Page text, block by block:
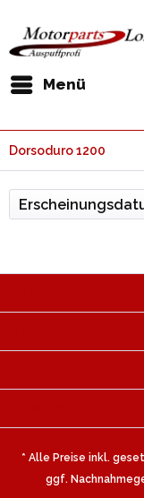
Menü
Dorsoduro 1200
* Alle Preise inkl.
ggf.